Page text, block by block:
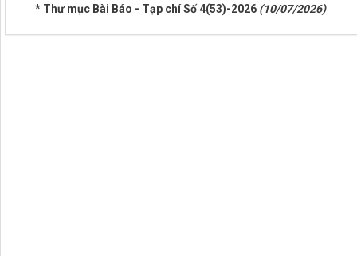
* Thư mục Bài Báo - Tạp chí Số 4(53)-2026 (10/07/2026)